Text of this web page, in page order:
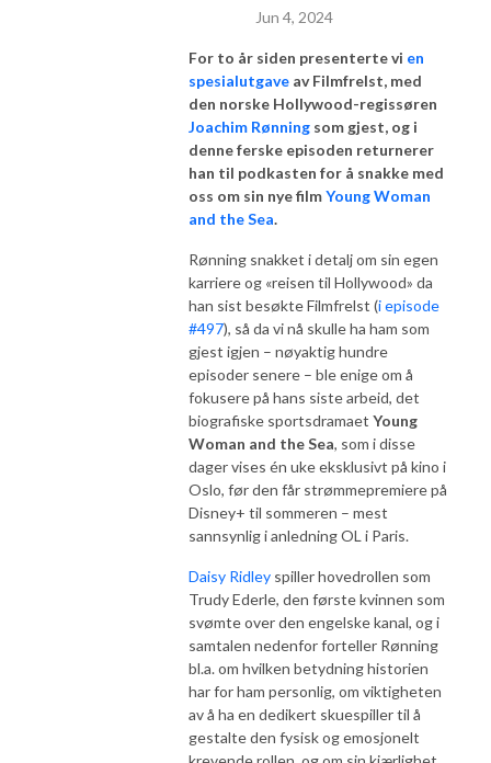
Jun 4, 2024
For to år siden presenterte vi en
spesialutgave av Filmfrelst, med
den norske Hollywood-regissøren
Joachim Rønning som gjest, og i
denne ferske episoden returnerer
han til podkasten for å snakke med
oss om sin nye filmYoung Woman
and the Sea.
Rønning snakket i detalj om sin egen
karriere og «reisen til Hollywood» da
han sist besøkte Filmfrelst (i episode
#497), så da vi nå skulle ha ham som
gjest igjen – nøyaktig hundre
episoder senere – ble enige om å
fokusere på hans siste arbeid, det
biografiske sportsdramaet Young
Woman and the Sea, som i disse
dager vises én uke eksklusivt på kino i
Oslo, før den får strømmepremiere på
Disney+ til sommeren – mest
sannsynlig i anledning OL i Paris.
Daisy Ridley spiller hovedrollen som
Trudy Ederle, den første kvinnen som
svømte over den engelske kanal, og i
samtalen nedenfor forteller Rønning
bl.a. om hvilken betydning historien
har for ham personlig, om viktigheten
av å ha en dedikert skuespiller til å
gestalte den fysisk og emosjonelt